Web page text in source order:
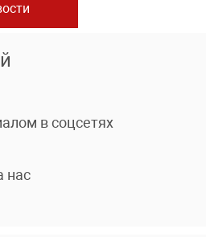
в соцсетях
нас